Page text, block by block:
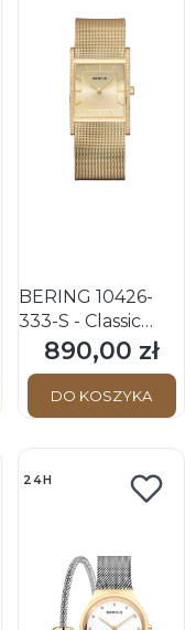
BERING 10426-
333-S - Classic
Sapphire - Damski
- Zegarek
kwarcowy
Cena
890,00 zł
DO KOSZYKA
24H